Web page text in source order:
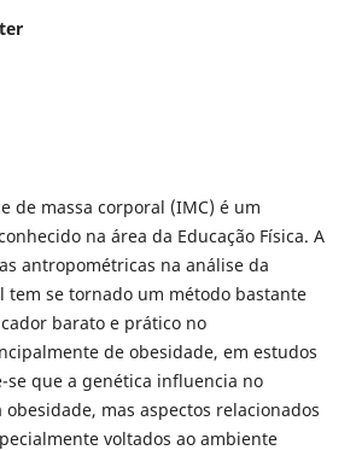
de massa corporal (IMC) é um
na área da Educação Física. A
antropométricas na análise da
tem se tornado um método bastante
barato e prático no
de obesidade, em estudos
se que a genética influencia no
mas aspectos relacionados
voltados ao ambiente